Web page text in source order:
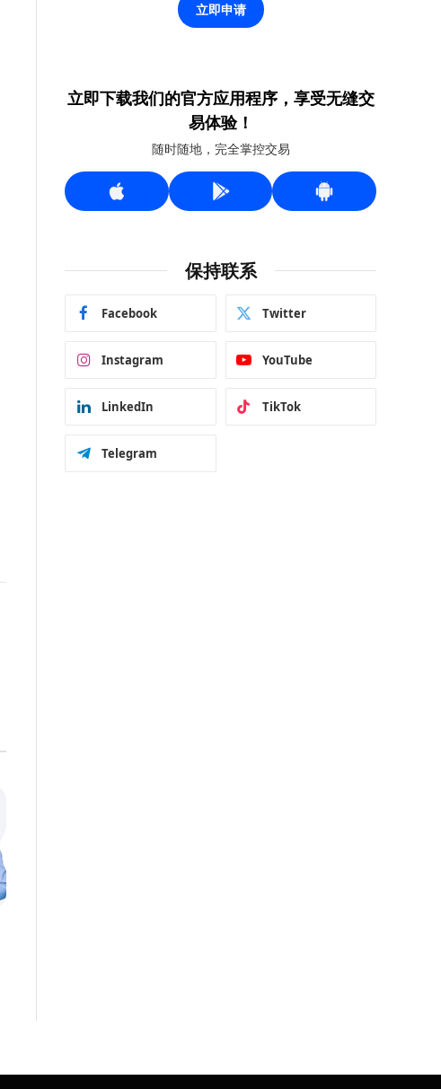
立即申请
立即下载我们的官方应用程序，享受无缝交
易体验！
随时随地，完全掌控交易
保持联系
Facebook Twitter
Instagram YouTube
LinkedIn TikTok
Telegram